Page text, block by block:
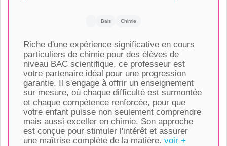
Bais Chimie
Riche d'une expérience significative en cours
particuliers de chimie pour des élèves de
niveau BAC scientifique, ce professeur est
votre partenaire idéal pour une progression
garantie. Il s'engage à offrir un enseignement
sur mesure, où chaque difficulté est surmontée
et chaque compétence renforcée, pour que
votre enfant puisse non seulement comprendre
mais aussi exceller en chimie. Son approche
est conçue pour stimuler l'intérêt et assurer
une maîtrise complète de la matière. voir +